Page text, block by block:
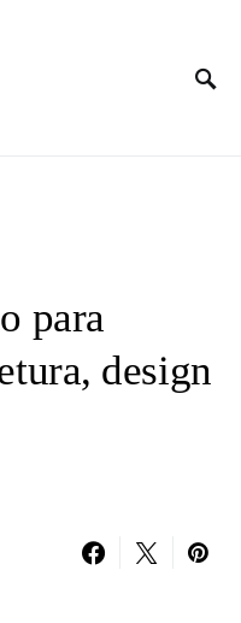
para
design